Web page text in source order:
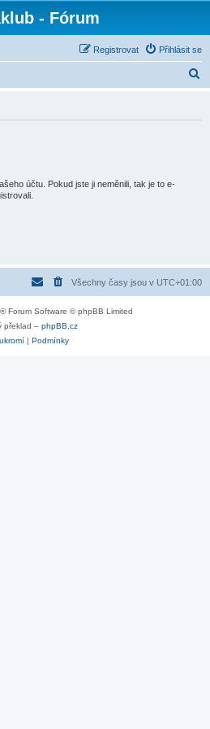
- Fórum
Přihlásit se
Registrovat
účtu. Pokud jste ji neměnili, tak je to e-
Všechny časy jsou v UTC+01:00
® Forum Software © phpBB Limited
překlad – phpBB.cz
| Podmínky